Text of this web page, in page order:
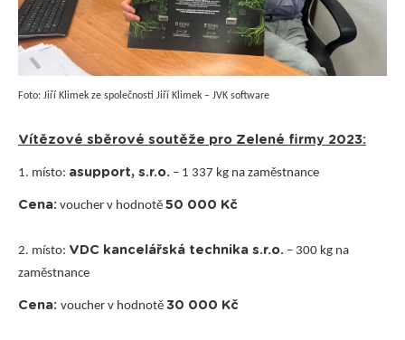
Foto: Jiří Klimek ze společnosti Jiří Klimek – JVK software
Vítězové sběrové soutěže pro Zelené firmy 2023:
1. místo: asupport, s.r.o. – 1 337 kg na zaměstnance
Cena: voucher v hodnotě 50 000 Kč
2. místo: VDC kancelářská technika s.r.o. – 300 kg na
zaměstnance
Cena: voucher v hodnotě 30 000 Kč